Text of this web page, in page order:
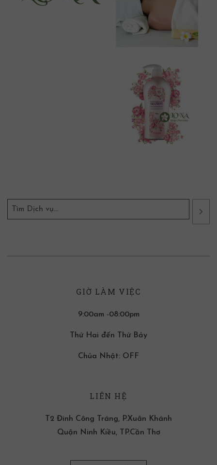
GIỜ LÀM VIỆC
9:00am -08:00pm
Thứ Hai đến Thứ Bảy
Chúa Nhật: OFF
LIÊN HỆ
T2 Đinh Công Tráng, P.Xuân Khánh
Quận Ninh Kiều, TP.Cần Thơ